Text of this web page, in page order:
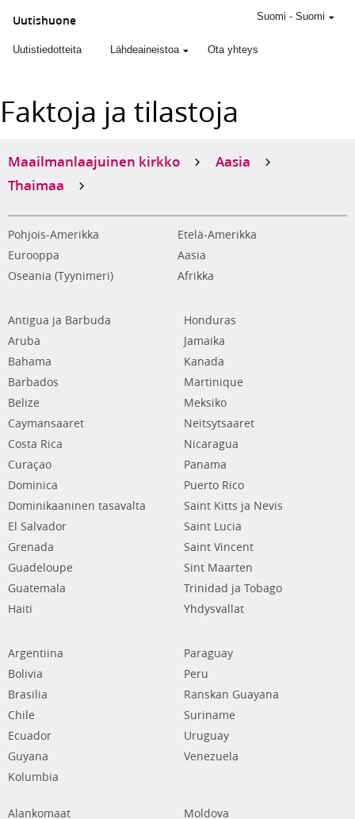
Uutishuone
Uutistiedotteita Lähdeaineistoa Ota yhteys
Suomi - Suomi
Faktoja ja tilastoja
Maailmanlaajuinen kirkko
Aasia
Thaimaa
Pohjois-Amerikka
Etelä-Amerikka
Eurooppa
Aasia
Oseania (Tyynimeri)
Afrikka
Antigua ja Barbuda
Aruba
Bahama
Barbados
Belize
Caymansaaret
Costa Rica
Curaçao
Dominica
Dominikaaninen tasavalta
El Salvador
Grenada
Guadeloupe
Guatemala
Haiti
Honduras
Jamaika
Kanada
Martinique
Meksiko
Neitsytsaaret
Nicaragua
Panama
Puerto Rico
Saint Kitts ja Nevis
Saint Lucia
Saint Vincent
Sint Maarten
Trinidad ja Tobago
Yhdysvallat
Argentiina
Bolivia
Brasilia
Chile
Ecuador
Guyana
Kolumbia
Paraguay
Peru
Ranskan Guayana
Suriname
Uruguay
Venezuela
Alankomaat
Moldova